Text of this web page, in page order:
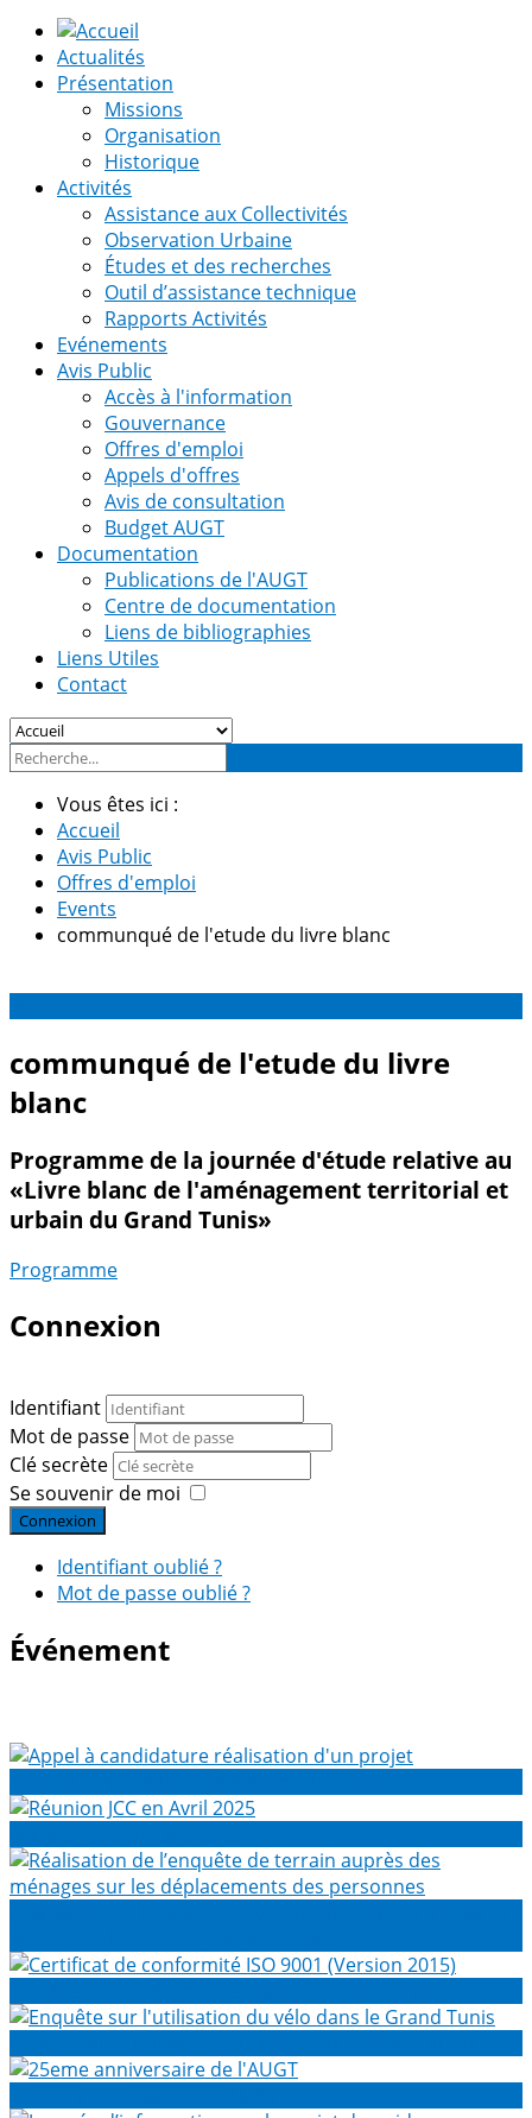
Actualités
Présentation
Missions
Organisation
Historique
Activités
Assistance aux Collectivités
Observation Urbaine
Études et des recherches
Outil d’assistance technique
Rapports Activités
Evénements
Avis Public
Accès à l'information
Gouvernance
Offres d'emploi
Appels d'offres
Avis de consultation
Budget AUGT
Documentation
Publications de l'AUGT
Centre de documentation
Liens de bibliographies
Liens Utiles
Contact
Vous êtes ici :
Accueil
Avis Public
Offres d'emploi
Events
communqué de l'etude du livre blanc
communqué de l'etude du livre
blanc
Programme de la journée d'étude relative au
«Livre blanc de l'aménagement territorial et
urbain du Grand Tunis»
Programme
Connexion
Identifiant
Mot de passe
Clé secrète
Se souvenir de moi
Connexion
Identifiant oublié ?
Mot de passe oublié ?
Événement